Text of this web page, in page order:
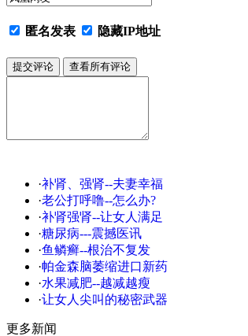
匿名发表 隐藏IP地址
·补肾、强肾--夫妻幸福
·老公打呼噜--怎么办?
·补肾强肾--让女人满足
·糖尿病---震撼医讯
·鱼鳞癣--根治不复发
·帕金森脑萎缩进口新药
·水果减肥--越减越瘦
·让女人尖叫的秘密武器
更多新闻